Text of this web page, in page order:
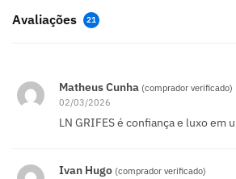
Avaliações 21
Matheus Cunha (comprador verificado)
02/03/2026
LN GRIFES é confiança e luxo em
Ivan Hugo (comprador verificado)